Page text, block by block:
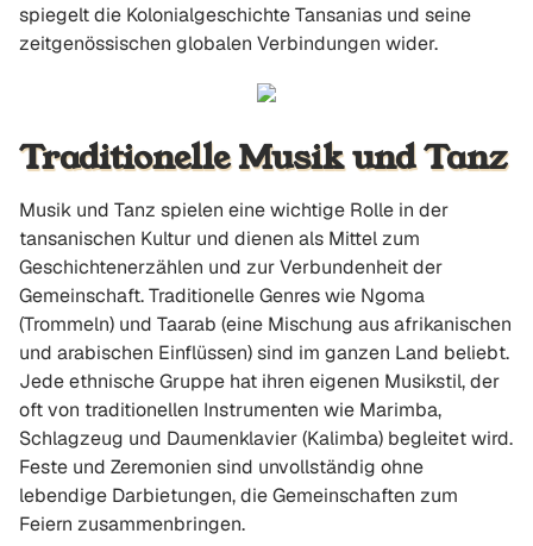
spiegelt die Kolonialgeschichte Tansanias und seine
zeitgenössischen globalen Verbindungen wider.
Traditionelle Musik und Tanz
Musik und Tanz spielen eine wichtige Rolle in der
tansanischen Kultur und dienen als Mittel zum
Geschichtenerzählen und zur Verbundenheit der
Gemeinschaft. Traditionelle Genres wie Ngoma
(Trommeln) und Taarab (eine Mischung aus afrikanischen
und arabischen Einflüssen) sind im ganzen Land beliebt.
Jede ethnische Gruppe hat ihren eigenen Musikstil, der
oft von traditionellen Instrumenten wie Marimba,
Schlagzeug und Daumenklavier (Kalimba) begleitet wird.
Feste und Zeremonien sind unvollständig ohne
lebendige Darbietungen, die Gemeinschaften zum
Feiern zusammenbringen.